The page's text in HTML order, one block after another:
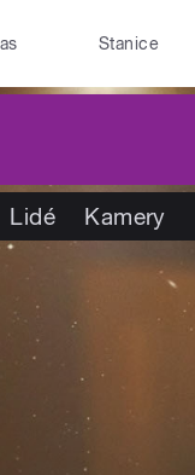
Stanice
Lidé Kamery